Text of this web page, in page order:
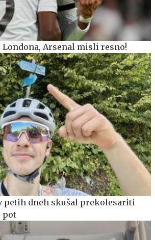
Londona, Arsenal misli resno!
petih dneh skušal prekolesariti
pot